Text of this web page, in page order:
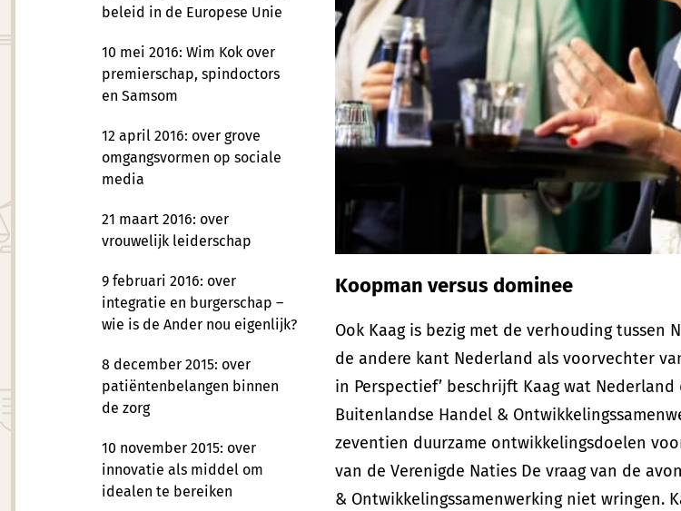
beleid in de Europese Unie
10 mei 2016: Wim Kok over
premierschap, spindoctors
en Samsom
12 april 2016: over grove
omgangsvormen op sociale
media
21 maart 2016: over
vrouwelijk leiderschap
9 februari 2016: over
integratie en burgerschap –
wie is de Ander nou eigenlijk?
8 december 2015: over
patiëntenbelangen binnen
de zorg
10 november 2015: over
innovatie als middel om
idealen te bereiken
Koopman versus dominee
Ook Kaag is bezig met de verhouding
de andere kant Nederland als voorvechter
in Perspectief’ beschrijft Kaag wat
Buitenlandse Handel &
zeventien duurzame ontwikkelingsdoelen
van de Verenigde Naties De vraag van de
& Ontwikkelingssamenwerking niet wringen.